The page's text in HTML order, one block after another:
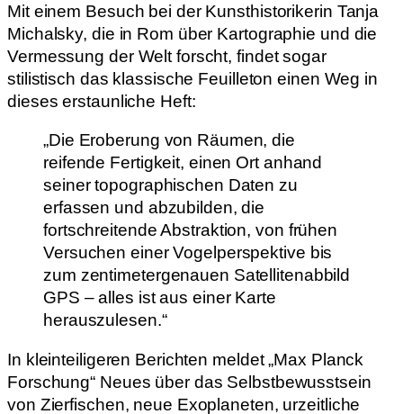
Mit einem Besuch bei der Kunsthistorikerin Tanja
Michalsky, die in Rom über Kartographie und die
Vermessung der Welt forscht, findet sogar
stilistisch das klassische Feuilleton einen Weg in
dieses erstaunliche Heft:
„Die Eroberung von Räumen, die
reifende Fertigkeit, einen Ort anhand
seiner topographischen Daten zu
erfassen und abzubilden, die
fortschreitende Abstraktion, von frühen
Versuchen einer Vogelperspektive bis
zum zentimetergenauen Satellitenabbild
GPS – alles ist aus einer Karte
herauszulesen.“
In kleinteiligeren Berichten meldet „Max Planck
Forschung“ Neues über das Selbstbewusstsein
von Zierfischen, neue Exoplaneten, urzeitliche